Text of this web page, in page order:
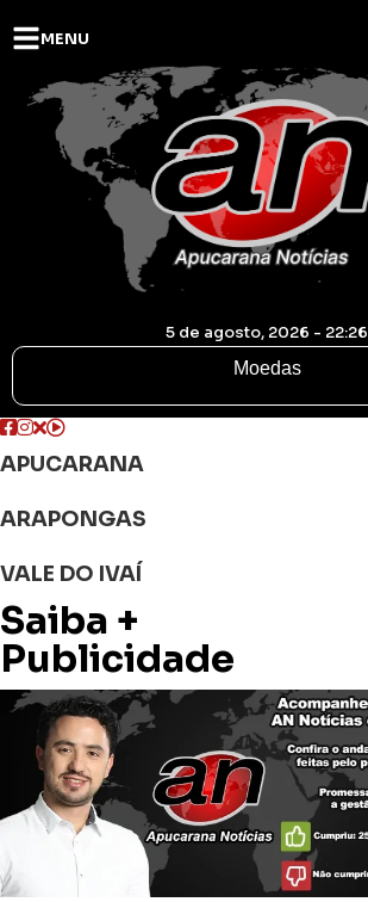
MENU
5 de agosto, 2026 - 22:26
Moedas
APUCARANA
ARAPONGAS
VALE DO IVAÍ
Saiba +
Publicidade